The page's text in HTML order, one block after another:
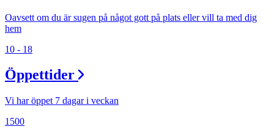
Oavsett om du är sugen på något gott på plats eller vill ta med dig
hem
10 - 18
Öppettider
Vi har öppet 7 dagar i veckan
1500